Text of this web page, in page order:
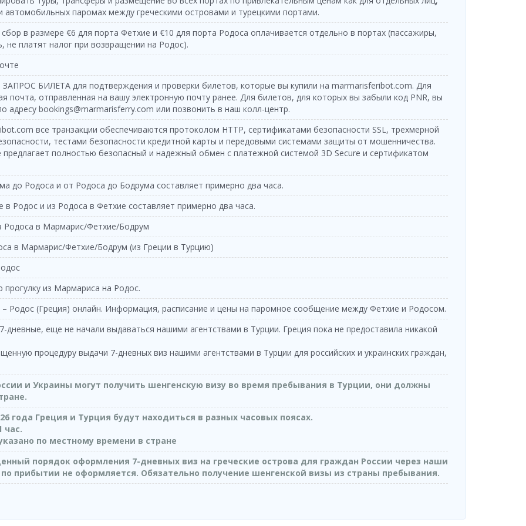
08:25 - 09:50 Katamaran
Katamaran
16:30 - 17:55 Feribot
Tilos Travel
Feribot
08:25 - 09:50 Katamaran
16:30 - 17:55 Feribot
Tilos Travel
Feribot
08:25 - 09:50 Katamaran
Tilos Travel
Katamaran
16:30 - 17:55 Feribot
Tilos Travel
Feribot
Tilos Travel
16:30 - 17:55 Feribot
Tilos Travel
Feribot
08:25 - 09:50 Katamaran
16:30 - 17:55 Feribot
Tilos Travel
Katamaran
16:30 - 17:55 Feribot
Feribot
08:25 - 09:50 Katamaran
Tilos Travel
Katamaran
16:30 - 17:55 Feribot
Feribot
Tilos Travel
Katamaran
16:30 - 17:55 Feribot
16:30 - 17:55 Feribot
Feribot
Tilos Travel
Feribot
Feribot
16:30 - 17:55 Katamaran
Tilos Travel
Katamaran
08:25 - 09:50 Feribot
Feribot
Katamaran
Tilos Travel
Katamaran
08:25 - 09:50 Feribot
Tilos Travel
16:30 - 17:55 Katamaran
Tilos Travel
Katamaran
Tilos Travel
16:30 - 17:55 Katamaran
Katamaran
08:25 - 09:50 Feribot
16:30 - 17:55 Katamaran
Tilos Travel
16:30 - 17:55 Katamaran
Katamaran
Tilos Travel
Feribot
16:30 - 17:55 Katamaran
Katamaran
08:25 - 09:50 Feribot
Tilos Travel
Feribot
16:30 - 17:55 Katamaran
Katamaran
16:30 - 17:55 Katamaran
Tilos Travel
Katamaran
08:25 - 09:50 Feribot
Katamaran
автомобильных паромах между греческими островами и турецкими портами.
в размере €6 для порта Фетхие и €10 для порта Родоса оплачивается отдельно в портах (пассажиры,
платят налог при возвращении на Родос).
БИЛЕТА для подтверждения и проверки билетов, которые вы купили на marmarisferibot.com. Для
почта, отправленная на вашу электронную почту ранее. Для билетов, для которых вы забыли код PNR, вы
адресу bookings@marmarisferry.com или позвонить в наш колл-центр.
все транзакции обеспечиваются протоколом HTTP, сертификатами безопасности SSL, трехмерной
тестами безопасности кредитной карты и передовыми системами защиты от мошенничества.
полностью безопасный и надежный обмен с платежной системой 3D Secure и сертификатом
до Родоса и от Родоса до Бодрума составляет примерно два часа.
Родос и из Родоса в Фетхие составляет примерно два часа.
Родоса в Мармарис/Фетхие/Бодрум
в Мармарис/Фетхие/Бодрум (из Греции в Турцию)
из Мармариса на Родос.
Родос (Греция) онлайн. Информация, расписание и цены на паромное сообщение между Фетхие и Родосом.
дневные, еще не начали выдаваться нашими агентствами в Турции. Греция пока не предоставила никакой
процедуру выдачи 7-дневных виз нашими агентствами в Турции для российских и украинских граждан,
и Украины могут получить шенгенскую визу во время пребывания в Турции, они должны
года Греция и Турция будут находиться в разных часовых поясах.
час.
по местному времени в стране
порядок оформления 7-дневных виз на греческие острова для граждан России через наши
по прибытии не оформляется. Обязательно получение шенгенской визы из страны пребывания.